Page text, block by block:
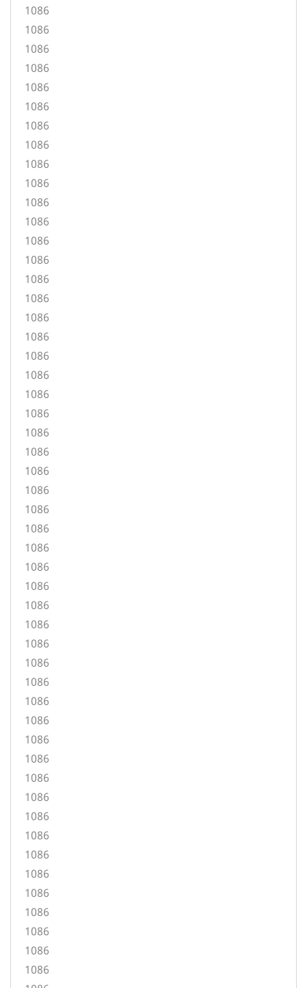
1086
1086
1086
1086
1086
1086
1086
1086
1086
1086
1086
1086
1086
1086
1086
1086
1086
1086
1086
1086
1086
1086
1086
1086
1086
1086
1086
1086
1086
1086
1086
1086
1086
1086
1086
1086
1086
1086
1086
1086
1086
1086
1086
1086
1086
1086
1086
1086
1086
1086
1086